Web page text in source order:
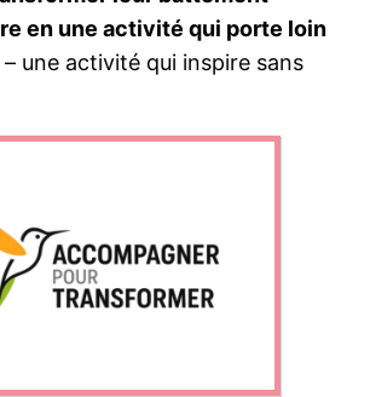
en une activité qui porte loin
– une activité qui inspire sans